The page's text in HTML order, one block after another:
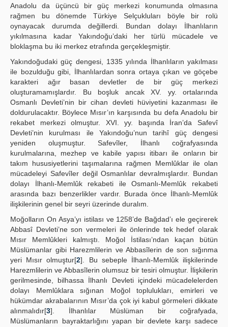
Anadolu da üçüncü bir güç merkezi konumunda olmasına
rağmen bu dönemde Türkiye Selçukluları böyle bir rolü
oynayacak durumda değillerdi. Bundan dolayı İlhanlıların
yıkılmasına kadar Yakındoğu’daki her türlü mücadele ve
bloklaşma bu iki merkez etrafında gerçekleşmiştir.
Yakındoğudaki güç dengesi, 1335 yılında İlhanlıların yakılması
ile bozulduğu gibi, İlhanlılardan sonra ortaya çıkan ve göçebe
karakteri ağır basan devletler de bir güç merkezi
oluşturamamışlardır. Bu boşluk ancak XV. yy. ortalarında
Osmanlı Devleti’nin bir cihan devleti hüviyetini kazanması ile
doldurulacaktır. Böylece Mısır’ın karşısında bu defa Anadolu bir
rekabet merkezi olmuştur. XVI. yy. başında İran’da Safevî
Devleti’nin kurulması ile Yakındoğu’nun tarihî güç dengesi
yeniden oluşmuştur. Safevîler, İlhanlı coğrafyasında
kurulmalarına, mezhep ve kabile yapısı itibarı ile onların bir
takım hususiyetlerini taşımalarına rağmen Memlûklar ile olan
mücadeleyi Safevîler değil Osmanlılar devralmışlardır. Bundan
dolayı İlhanlı-Memlûk rekabeti ile Osmanlı-Memlûk rekabeti
arasında bazı benzerlikler vardır. Burada önce İlhanlı-Memlûk
ilişkilerinin genel bir seyri üzerinde duralım.
Moğolların On Asya’yı istilası ve 1258’de Bağdad’ı ele geçirerek
Abbasî Devleti’ne son vermeleri ile önlerinde tek hedef olarak
Mısır Memlûkleri kalmıştı. Moğol İstilası’ndan kaçan bütün
Müslümanlar gibi Harezmlilerin ve Abbasîlerin de son sığınma
yeri Mısır olmuştur[2]. Bu sebeple İlhanlı-Memlûk ilişkilerinde
Harezmlilerin ve Abbasîlerin olumsuz bir tesiri olmuştur. İlişkilerin
gerilmesinde, bilhassa İlhanlı Devleti içindeki mücadelelerden
dolayı Memlûklara sığınan Moğol toplulukları, emirleri ve
hükümdar akrabalarının Mısır’da çok iyi kabul görmeleri dikkate
alınmalıdır[3]. İlhanlılar Müslüman bir coğrafyada,
Müslümanların bayraktarlığını yapan bir devlete karşı sadece